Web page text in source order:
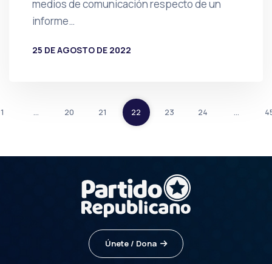
medios de comunicación respecto de un
informe…
25 DE AGOSTO DE 2022
1 … 20 21 22 23 24 …
Únete / Dona